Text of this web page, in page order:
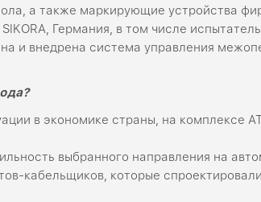
а также маркирующие устройства
Германия, в том числе
и внедрена система управления
в экономике страны, на комплексе
выбранного направления на
кабельщиков, которые